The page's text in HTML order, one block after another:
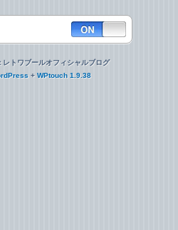
トワブールオフィシャルブログ
+ WPtouch 1.9.38